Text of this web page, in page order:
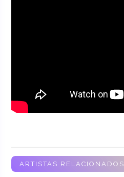
ARTISTAS RELACIONADOS